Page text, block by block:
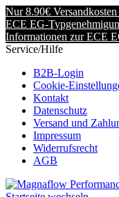
Nur 8.90€
ECE EG-
Informationen zur ECE
Service/Hilfe
B2B-Login
Cookie-
Kontakt
Datenschutz
Versand und
Impressum
Widerrufsrecht
AGB